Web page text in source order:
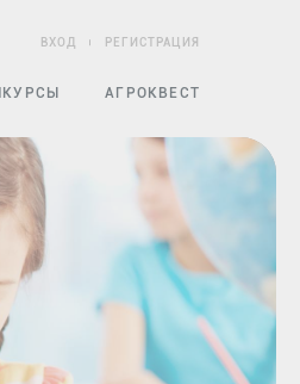
ВХОД РЕГИСТРАЦИЯ
ЗДОРОВЫХ И
ПО-ВОЛОГОДСКИ
МЕТОДИК
МАРАФОН
АГРОКВЕСТ